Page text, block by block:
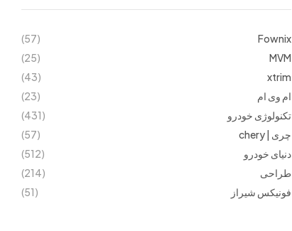
Fownix
(57)
MVM
(25)
xtrim
(43)
ام وی ام
(23)
تکنولوژی خودرو
(431)
چری | chery
(57)
دنیای خودرو
(512)
طراحی
(214)
فونیکس شیراز
(51)